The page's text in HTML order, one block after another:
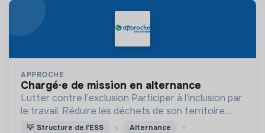
APPROCHE
chargé·e de mission en alternance
Lutter contre l’exclusion Participer à l’inclusion par
le travail. Réduire les déchets de son territoire
Proposer des objets réemployés à prix solidaires
💡 Structure de l’ESS Alternance